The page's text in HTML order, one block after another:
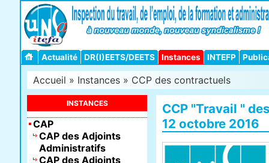
Actualité DR(I)EETS/DEETS Instances INTEFP
Accueil » Instances » CCP des contractuels
CCP "Travail "
12 octobre 2016
INSTANCES
CAP
CAP des Adjoints
Administratifs
CAP des Adjoints